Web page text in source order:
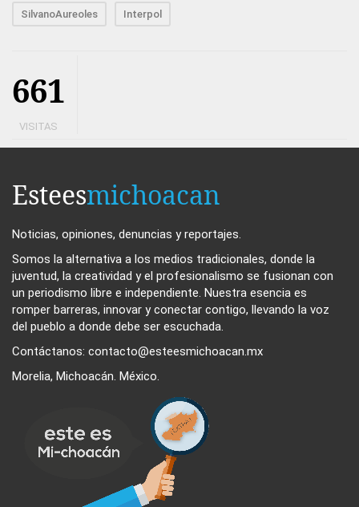
SilvanoAureoles Interpol
661
VISITAS
Esteesmichoacan
Noticias, opiniones, denuncias y reportajes.
Somos la alternativa a los medios tradicionales, donde la
juventud, la creatividad y el profesionalismo se fusionan con
un periodismo libre e independiente. Nuestra esencia es
romper barreras, innovar y conectar contigo, llevando la voz
del pueblo a donde debe ser escuchada.
Contáctanos: contacto@esteesmichoacan.mx
Morelia, Michoacán. México.